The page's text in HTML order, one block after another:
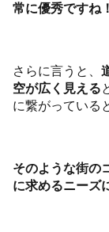
常に優秀ですね！
さらに言うと、
空が広く見える
に繋がっている
そのような街の
に求めるニーズ